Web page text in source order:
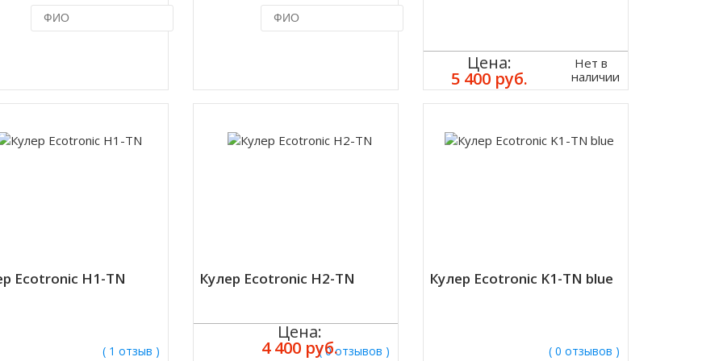
Цена:
5 400 руб.
Нет в
наличии
Ecotronic H1-TN
( 1 отзыв )
Кулер Ecotronic H2-TN
( 0 отзывов )
Цена:
4 400 руб.
Кулер Ecotronic K1-TN blue
( 0 отзывов )